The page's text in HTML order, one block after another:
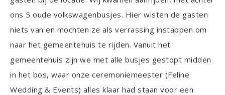
ons 5 oude volkswagenbusjes. Hier wisten de gasten
niets van en mochten ze als verrassing instappen om
naar het gemeentehuis te rijden. Vanuit het
gemeentehuis zijn we met alle busjes gestopt midden
in het bos, waar onze ceremoniemeester (Feline
Wedding & Events) alles klaar had staan voor een